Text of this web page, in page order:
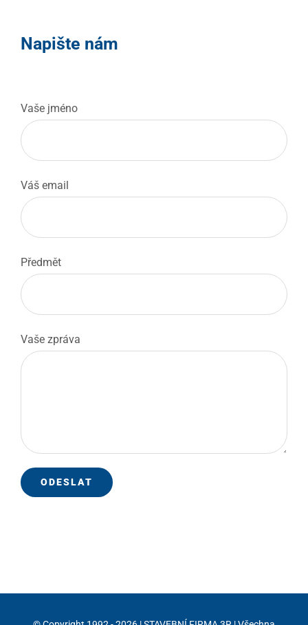
Napište nám
Vaše jméno
Váš email
Předmět
Vaše zpráva